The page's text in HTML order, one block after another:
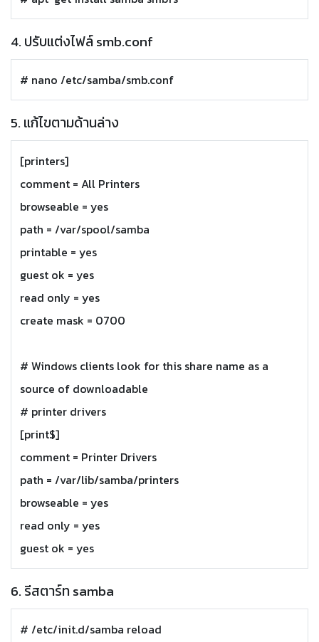
4. ปรับแต่งไฟล์ smb.conf
# nano /etc/samba/smb.conf
5. แก้ไขตามด้านล่าง
[printers]
comment = All Printers
browseable = yes
path = /var/spool/samba
printable = yes
guest ok = yes
read only = yes
create mask = 0700
# Windows clients look for this share name as a
source of downloadable
# printer drivers
[print$]
comment = Printer Drivers
path = /var/lib/samba/printers
browseable = yes
read only = yes
guest ok = yes
6. รีสตาร์ท samba
# /etc/init.d/samba reload